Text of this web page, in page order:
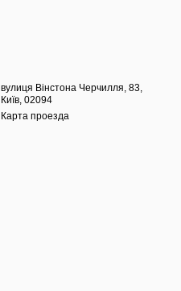
вулиця Вінстона Черчилля, 83,
Київ, 02094
Карта проезда